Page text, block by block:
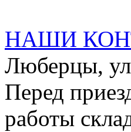
НАШИ
Люберцы,
Перед
работы